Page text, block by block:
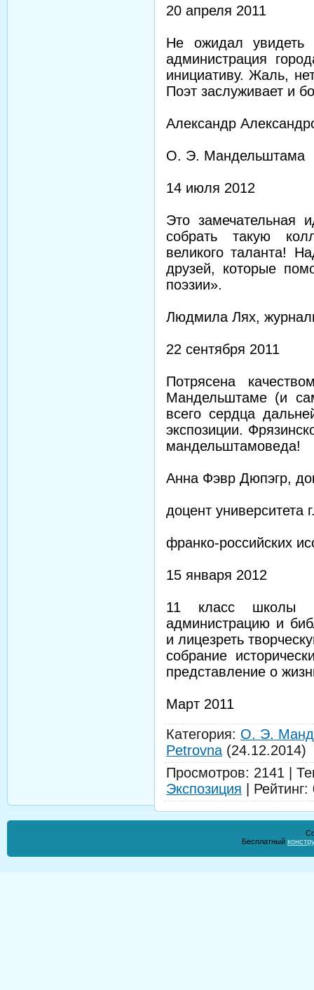
20 апреля 2011
Не ожидал увидеть
администрация
инициативу. Жаль,
Поэт заслуживает и
Александр
О. Э. Мандельштама
14 июля 2012
Это замечательная
собрать такую
великого таланта!
друзей, которые
поэзии».
Людмила Лях,
22 сентября 2011
Потрясена
Мандельштаме (и
всего сердца
экспозиции.
мандельштамоведа!
Анна Фэвр Дюпэгр,
доцент университета
франко-российских
15 января 2012
11 класс школы
администрацию и
и лицезреть
собрание
представление о
Март 2011
Категория: О. Э.
Petrovna (24.12.2014)
Просмотров: 2141 |
Экспозиция | Рейтинг:
Бесплатный